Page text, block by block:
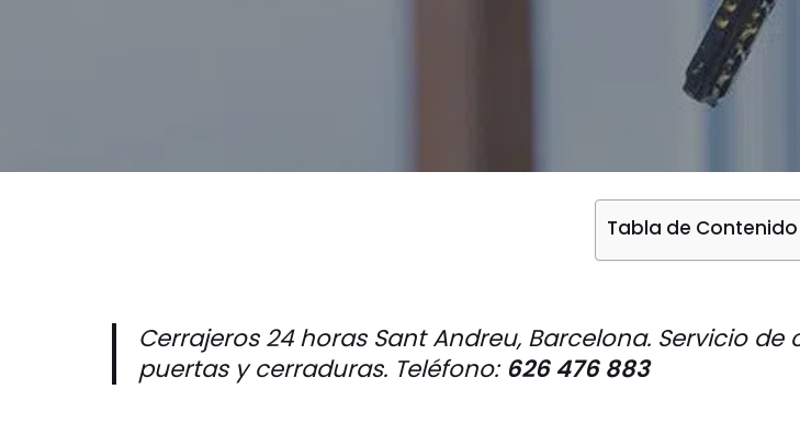
Tabla de Contenido
Cerrajeros 24 horas Sant Andreu, Barcelona. Servicio
puertas y cerraduras. Teléfono: 626 476 883